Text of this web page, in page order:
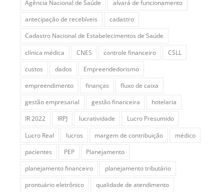
Agência Nacional de Saúde
alvará de funcionamento
antecipação de recebíveis
cadastro
Cadastro Nacional de Estabelecimentos de Saúde
clínica médica
CNES controle financeiro
CSLL
custos
dados
Empreendedorismo
empreendimento
finanças
fluxo de caixa
gestão empresarial
gestão financeira
hotelaria
IR 2022
IRPJ lucratividade
Lucro Presumido
Lucro Real
lucros margem de contribuição
médico
pacientes
PEP
Planejamento
planejamento financeiro
planejamento tributário
prontuário eletrônico
qualidade de atendimento